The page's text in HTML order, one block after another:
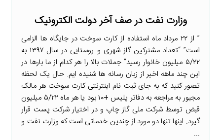
وزارت نفت در صف آخر دولت الکترونیک
” از ۲۲ مرداد ماه استفاده از کارت سوخت در جایگاه ها الزامی
است” “تعداد مشترکین گاز شهری و روستایی در سال ۱۳۹۷ به
۵/۲۲ میلیون خانوار رسید” جملات بالا را هر کدام از ما بارها در
این چند ماهه اخیر از زبان رسانه ها شنیده ایم. حال یک لحظه
تصور کنید که به جای ثبت نام اینترنتی کارت سوخت هر مالک
مجبور به مراجعه به دفاتر پلیس +۱۰ بود یا هر ماه ۵/۲۲ میلیون
قبض توسط شرکت ملی گاز چاپ و در اختیار شرکت پست قرار
گیرد. اینها تنها دو مورد از چندین خدماتی است که وزارت نفت و
...